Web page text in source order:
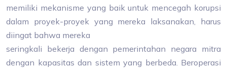
memiliki mekanisme yang baik untuk mencegah korupsi
dalam proyek-proyek yang mereka laksanakan, harus
diingat bahwa mereka
seringkali bekerja dengan pemerintahan negara mitra
dengan kapasitas dan sistem yang berbeda. Beroperasi